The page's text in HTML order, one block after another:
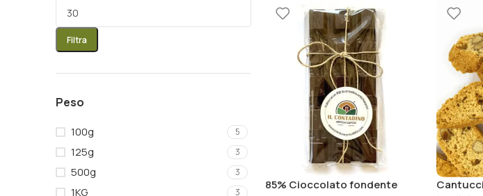
Filtra
Peso
100g 5
125g 3
500g 3
1KG 3
85% Cioccolato fondente